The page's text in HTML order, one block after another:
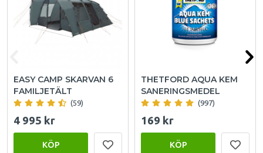
EASY CAMP SKARVAN 6
FAMILJETÄLT
(59)
4 995 kr
KÖP
THETFORD AQUA KEM
SANERINGSMEDEL
(997)
169 kr
KÖP